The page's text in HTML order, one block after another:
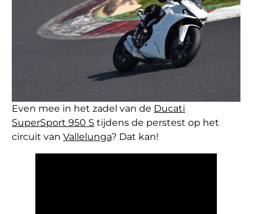
Even mee in het zadel van de Ducati
SuperSport 950 S tijdens de perstest op het
circuit van Vallelunga? Dat kan!